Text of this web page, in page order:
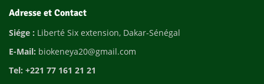
Adresse et Contact
Siége : Liberté Six extension, Dakar-Sénégal
E-Mail: biokeneya20@gmail.com
Tel: +221 77 161 21 21